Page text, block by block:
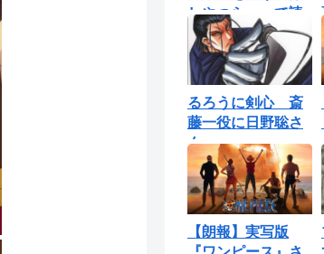
しやつら」って読
んでたわ…勘...
るろうに剣心 斎
藤一役に日野聡さ
ん
【朗報】実写版